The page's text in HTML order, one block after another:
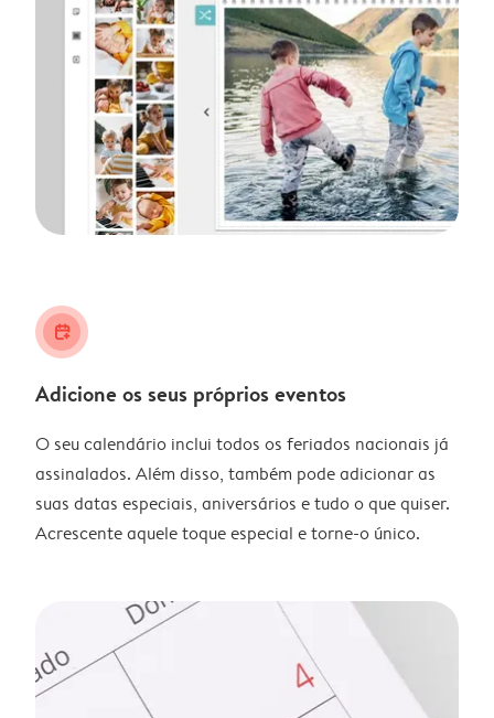
calendar_plus
Adicione os seus próprios eventos
O seu calendário inclui todos os feriados nacionais já
assinalados. Além disso, também pode adicionar as
suas datas especiais, aniversários e tudo o que quiser.
Acrescente aquele toque especial e torne-o único.